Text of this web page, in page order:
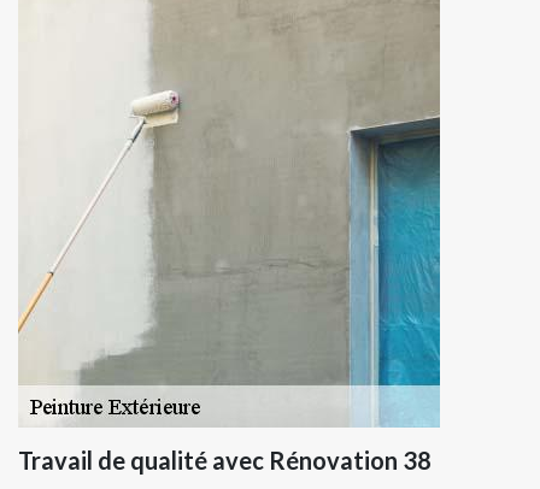
Travail de qualité avec Rénovation 38